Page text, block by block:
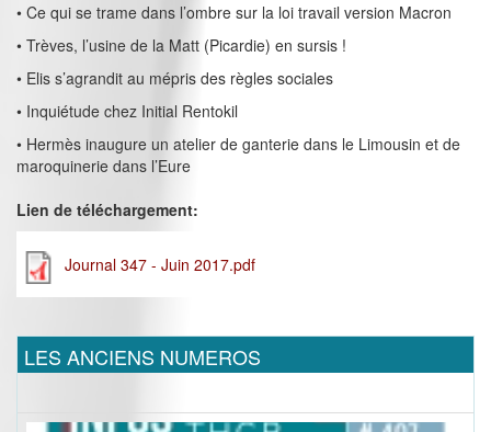
• Ce qui se trame dans l’ombre sur la loi travail version Macron
• Trèves, l’usine de la Matt (Picardie) en sursis !
• Elis s’agrandit au mépris des règles sociales
• Inquiétude chez Initial Rentokil
• Hermès inaugure un atelier de ganterie dans le Limousin et de
maroquinerie dans l’Eure
Lien de téléchargement:
Journal 347 - Juin 2017.pdf
LES ANCIENS NUMEROS